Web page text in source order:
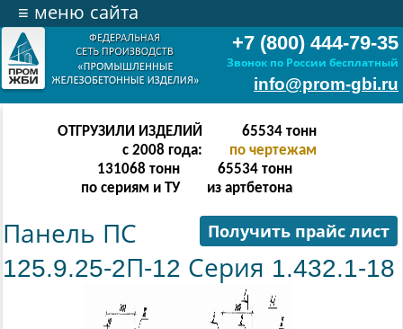
+7 (800) 444-79-35
Звонок по России бесплатный
info@prom-gbi.ru
≡ меню сайта
ОТГРУЗИЛИ ИЗДЕЛИЙ
с 2008 года:
262142тонн
по чертежам
238342 тонн
по сериям и ТУ
262142 тонн
из артбетона
Получить прайс лист
Панель ПС
125.9.25-2П-12 Серия 1.432.1-18